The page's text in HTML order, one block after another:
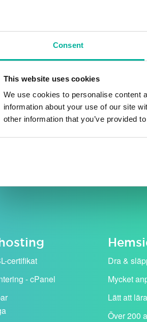
Consent
This website uses cookies
We use cookies to personalise content
information about your use of our site
other information that you’ve provided
~13K besökare/mån
Köp nu
Alla priser visas exklusive moms.
certifikat
- cPanel
Dra &
Mycket
Lätt att
Över 200